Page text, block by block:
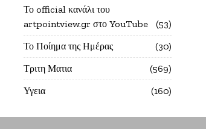
Το official κανάλι του
artpointview.gr στο YouTube
53
Το Ποίημα της Ημέρας
30
Τριτη Ματια
569
Υγεια
160